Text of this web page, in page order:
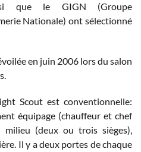
que le GIGN (Groupe
Nationale) ont sélectionné
en juin 2006 lors du salon
Scout est conventionnelle:
équipage (chauffeur et chef
(deux ou trois sièges),
Il y a deux portes de chaque